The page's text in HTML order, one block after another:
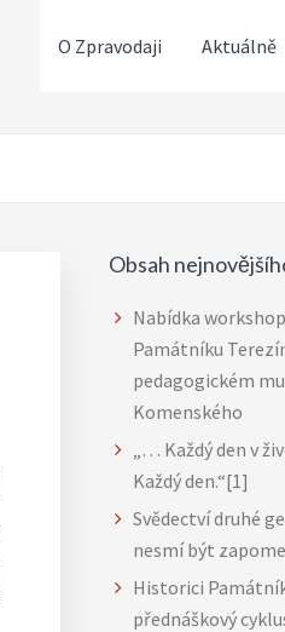
O Zpravodaji Aktuálně
Primary
Sidebar
Obsah
Nabídka
Památníku
pedagogickém
Komenského
„… Každý den v
Každý den.“[1]
Svědectví druhé
nesmí být
Historici
přednáškový